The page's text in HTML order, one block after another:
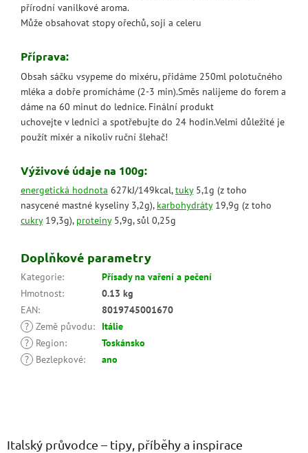
přírodní vanilkové aroma.
Může obsahovat stopy ořechů, soji a celeru
Příprava:
Obsah sáčku vsypeme do mixéru, přidáme 250ml polotučného
mléka a dobře promícháme (2-3 min).Směs nalijeme do forem a
dáme na 60 minut do lednice. Finální produkt
uchovejte v lednici a spotřebujte do 24 hodin.Velmi důležité je
použít mixér a nikoliv ruční šlehač!
Výživové údaje na 100g:
energetická hodnota 627kJ/149kcal,tuky5,1g (z toho
nasycené mastné kyseliny 3,2g), karbohydráty19,9g (z toho
cukry19,3g), proteiny5,9g, sůl 0,25g
Doplňkové parametry
Kategorie:
Přísady na vaření a pečení
Hmotnost:
0.13 kg
EAN:
8019745001670
? Země původu:
Itálie
?
Region:
Toskánsko
?
Bezlepkové: ano
Italský průvodce – tipy, příběhy a inspirace